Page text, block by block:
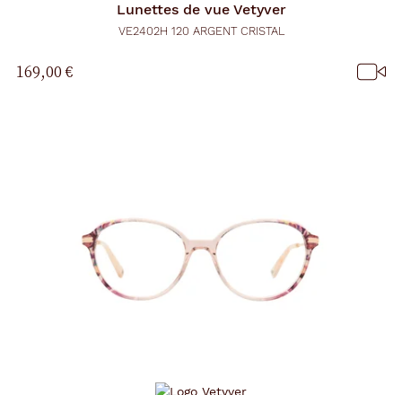
Lunettes de vue Vetyver
VE2402H 120 ARGENT CRISTAL
169,00 €